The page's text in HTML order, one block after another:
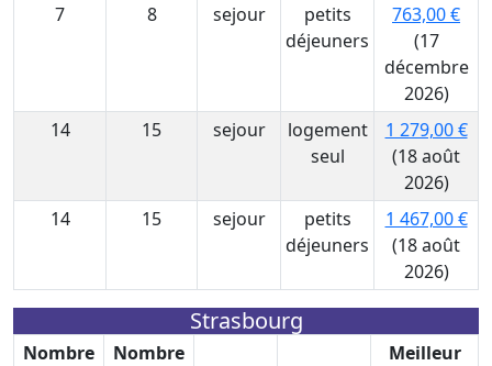
7
8 sejour
petits
déjeuners
763,00 €
(17
décembre
2026)
14
15 sejour
logement
seul
1 279,00 €
(18 août
2026)
14
15 sejour
petits
déjeuners
1 467,00 €
(18 août
2026)
Strasbourg
Nombre
Nombre
Meilleur